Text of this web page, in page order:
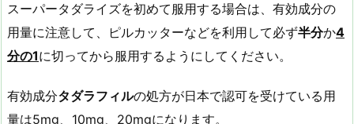
スーパータダライズを初めて服用する場合は、有効成分の
用量に注意して、ピルカッターなどを利用して必ず半分か4
分の1に切ってから服用するようにしてください。
有効成分タダラフィルの処方が日本で認可を受けている用
量は5mg、10mg、20mgになります。